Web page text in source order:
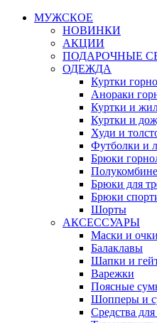
МУЖСКОЕ
НОВИНКИ
АКЦИИ
ПОДАРОЧНЫЕ
ОДЕЖДА
Куртки
Анораки
Куртки и
Куртки и
Худи и
Футболки и
Брюки
Брюки для
Брюки
Шорты
АКСЕССУАРЫ
Маски и очки
Балаклавы
Шапки и
Варежки
Поясные
Шопперы и
Средства